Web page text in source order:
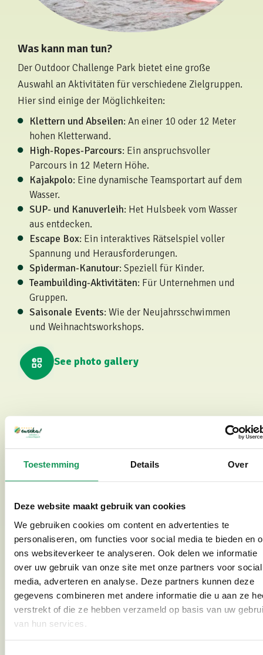
Toestemming Details Over
Deze website maakt gebruik van cookies
We gebruiken cookies om content en advertenties te
personaliseren, om functies voor social media te bieden en
ons websiteverkeer te analyseren. Ook delen we informatie
over uw gebruik van onze site met onze partners voor social
media, adverteren en analyse. Deze partners kunnen deze
gegevens combineren met andere informatie die u aan ze
verstrekt of die ze hebben verzameld op basis van uw
van hun services.
Was kann man tun?
Der Outdoor Challenge Park bietet eine große
Auswahl an Aktivitäten für verschiedene Zielgruppen.
Hier sind einige der Möglichkeiten:
Klettern und Abseilen: An einer 10 oder 12 Meter
hohen Kletterwand.
High-Ropes-Parcours: Ein anspruchsvoller
Parcours in 12 Metern Höhe.
Kajakpolo: Eine dynamische Teamsportart auf dem
Wasser.
SUP- und Kanuverleih: Het Hulsbeek vom Wasser
aus entdecken.
Escape Box: Ein interaktives Rätselspiel voller
Spannung und Herausforderungen.
Spiderman-Kanutour: Speziell für Kinder.
Teambuilding-Aktivitäten: Für Unternehmen und
Gruppen.
Saisonale Events: Wie der Neujahrsschwimmen
und Weihnachtsworkshops.
See photo gallery
Ideales Ausflugsziel während des Urlaubs in
den Niederlanden
Ein Besuch im Outdoor Challenge Park ist eine
perfekte Aktivität während eines Wochenendes oder
unvergessliches Erlebnis. Dank der kurzen
Entfernung zum Bosvillapark Eureka ist man
innerhalb weniger Minuten mitten im Abenteuer.
Danach kann man zur Ruhe und in den Komfort des
Ferienparks zurückkehren und den aktiven Tag
entspannt ausklingen lassen. Bei der Ankunft im